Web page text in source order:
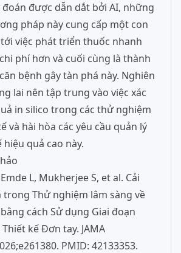
được dẫn dắt bởi AI, những
pháp này cung cấp một con
việc phát triển thuốc nhanh
phí hơn và cuối cùng là thành
bệnh gây tàn phá này. Nghiên
lai nên tập trung vào việc xác
in silico trong các thử nghiệm
và hài hòa các yêu cầu quản lý
quả cao này.
L, Mukherjee S, et al. Cải
trong Thử nghiệm lâm sàng về
cách Sử dụng Giai đoạn
kế Đơn tay. JAMA
PMID: 42133353.